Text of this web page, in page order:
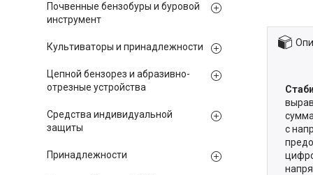
с
Почвенные бензобуры и буровой
инструмент
Культиваторы и принадлежности
Цепной бензорез и абразивно-
отрезные устройства
Средства индивидуальной
защиты
Принадлежности